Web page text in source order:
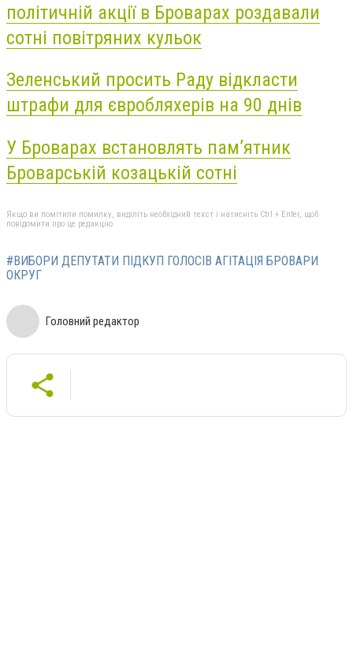
політичній акції в Броварах роздавали
сотні повітряних кульок
Зеленський просить Раду відкласти
штрафи для євробляхерів на 90 днів
У Броварах встановлять пам’ятник
Броварській козацькій сотні
Якщо ви помітили помилку, виділіть необхідний текст і натисніть Ctrl + Enter, щоб
повідомити про це редакцію
#ВИБОРИ ДЕПУТАТИ ПІДКУП ГОЛОСІВ АГІТАЦІЯ БРОВАРИ
ОКРУГ
Головний редактор